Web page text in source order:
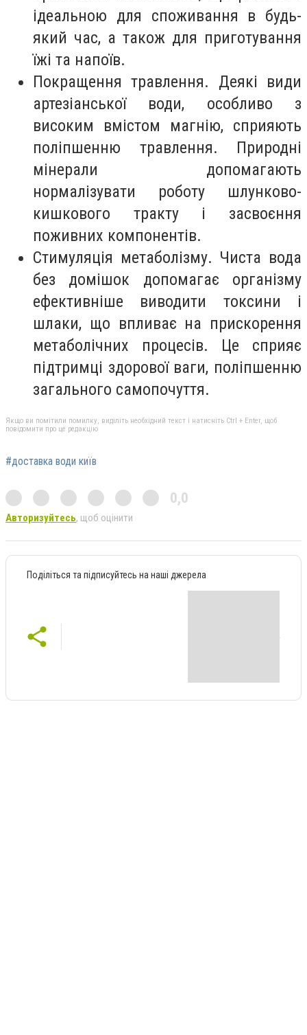
ідеальною для споживання в будь-
який час, а також для приготування
їжі та напоїв.
Покращення травлення. Деякі види
артезіанської води, особливо з
високим вмістом магнію, сприяють
поліпшенню травлення. Природні
мінерали допомагають
нормалізувати роботу шлунково-
кишкового тракту і засвоєння
поживних компонентів.
Стимуляція метаболізму. Чиста вода
без домішок допомагає організму
ефективніше виводити токсини і
шлаки, що впливає на прискорення
метаболічних процесів. Це сприяє
підтримці здорової ваги, поліпшенню
загального самопочуття.
Якщо ви помітили помилку, виділіть необхідний текст і натисніть Ctrl + Enter, щоб
повідомити про це редакцію
#доставка води київ
0,0
Авторизуйтесь, щоб оцінити
Поділіться та підписуйтесь на наші джерела